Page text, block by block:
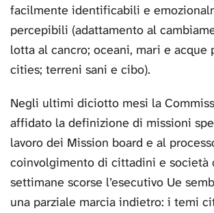
facilmente identificabili e
percepibili (adattamento al
lotta al cancro; oceani, mari e acque
cities; terreni sani e cibo).
Negli ultimi diciotto mesi la
affidato la definizione di missioni
lavoro dei Mission board e al
coinvolgimento di cittadini e società
settimane scorse l’esecutivo Ue
una parziale marcia indietro: i temi